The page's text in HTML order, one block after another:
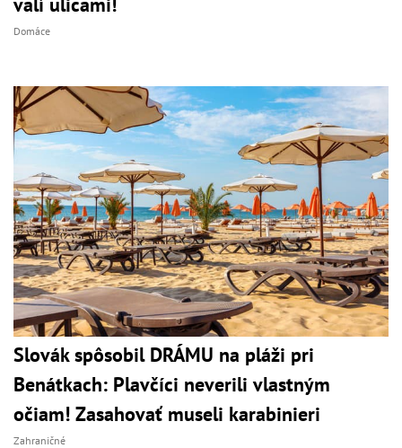
Domáce
Slovák spôsobil DRÁMU na pláži pri
Benátkach: Plavčíci neverili vlastným
očiam! Zasahovať museli karabinieri
Zahraničné